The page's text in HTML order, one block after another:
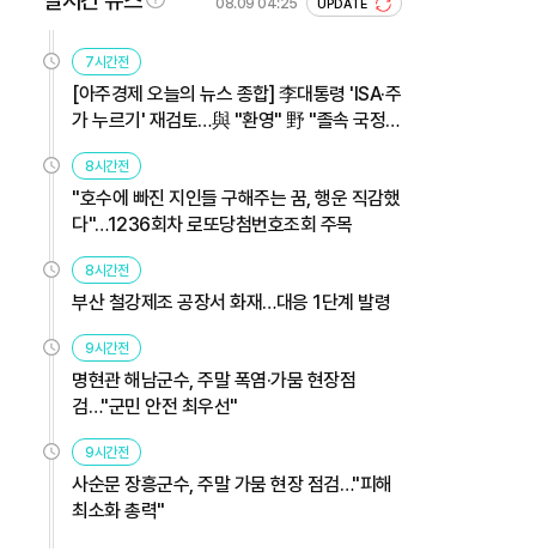
08.09 04:25 UPDATE
7시간전
[아주경제 오늘의 뉴스 종합] 李대통령 'ISA·주
가 누르기' 재검토…與 "환영" 野 "졸속 국정"
外
8시간전
"호수에 빠진 지인들 구해주는 꿈, 행운 직감했
다"…1236회차 로또당첨번호조회 주목
8시간전
부산 철강제조 공장서 화재…대응 1단계 발령
9시간전
명현관 해남군수, 주말 폭염·가뭄 현장점
검…"군민 안전 최우선"
9시간전
사순문 장흥군수, 주말 가뭄 현장 점검…"피해
최소화 총력"